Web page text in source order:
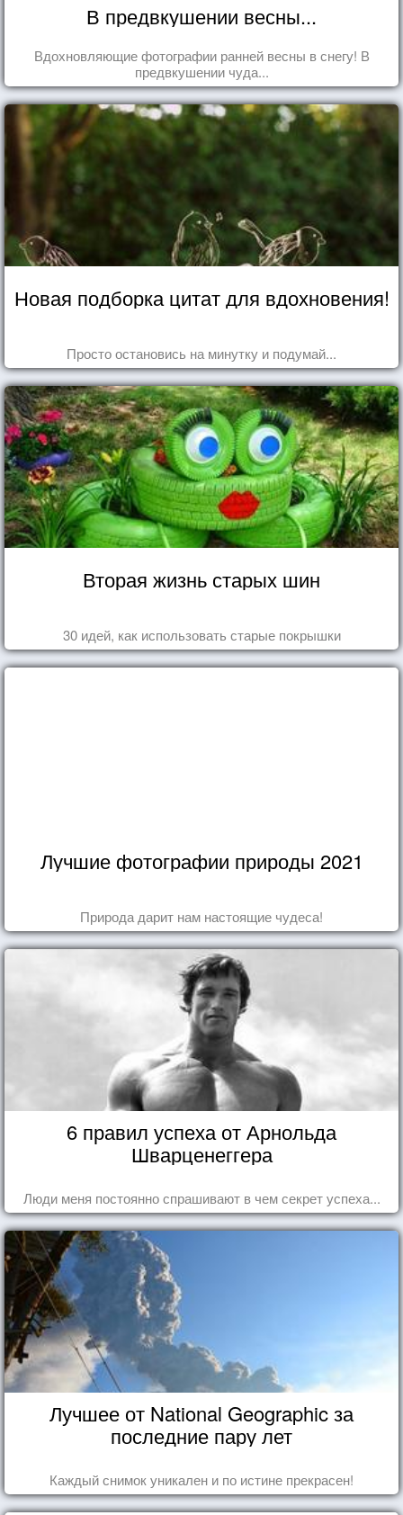
В предвкушении весны...
Вдохновляющие фотографии ранней весны в снегу! В
предвкушении чуда...
Новая подборка цитат для вдохновения!
Просто остановись на минутку и подумай...
Вторая жизнь старых шин
30 идей, как использовать старые покрышки
Лучшие фотографии природы 2021
Природа дарит нам настоящие чудеса!
6 правил успеха от Арнольда
Шварценеггера
Люди меня постоянно спрашивают в чем секрет успеха...
Лучшее от National Geographic за
последние пару лет
Каждый снимок уникален и по истине прекрасен!